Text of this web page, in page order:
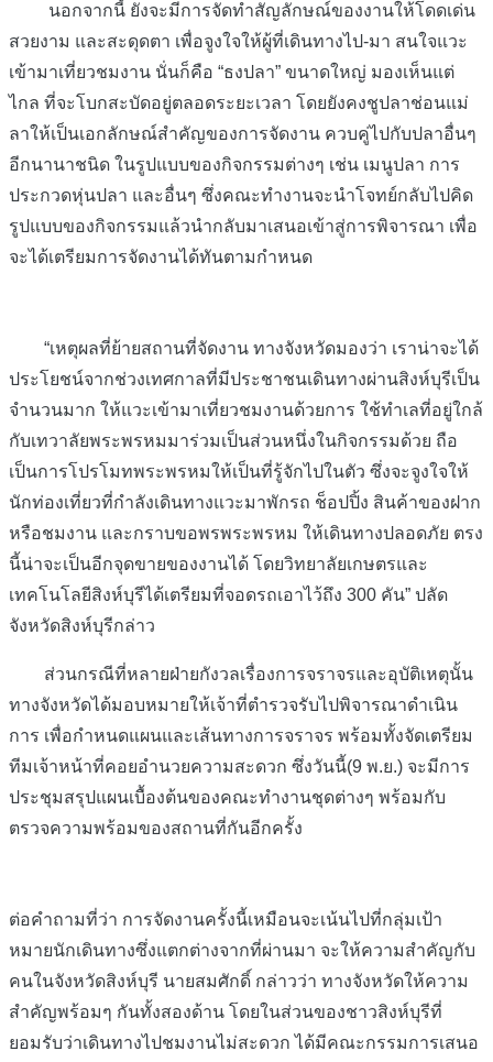
นอกจากนี้ ยังจะมีการจัดทำสัญลักษณ์ของงานให้โดดเด่น
สวยงาม และสะดุดตา เพื่อจูงใจให้ผู้ที่เดินทางไป-มา สนใจแวะ
เข้ามาเที่ยวชมงาน นั่นก็คือ “ธงปลา” ขนาดใหญ่ มองเห็นแต่
ไกล ที่จะโบกสะบัดอยู่ตลอดระยะเวลา โดยยังคงชูปลาช่อนแม่
ลาให้เป็นเอกลักษณ์สำคัญของการจัดงาน ควบคู่ไปกับปลาอื่นๆ
อีกนานาชนิด ในรูปแบบของกิจกรรมต่างๆ เช่น เมนูปลา การ
ประกวดหุ่นปลา และอื่นๆ ซึ่งคณะทำงานจะนำโจทย์กลับไปคิด
รูปแบบของกิจกรรมแล้วนำกลับมาเสนอเข้าสู่การพิจารณา เพื่อ
จะได้เตรียมการจัดงานได้ทันตามกำหนด
“เหตุผลที่ย้ายสถานที่จัดงาน ทางจังหวัดมองว่า เราน่าจะได้
ประโยชน์จากช่วงเทศกาลที่มีประชาชนเดินทางผ่านสิงห์บุรีเป็น
จำนวนมาก ให้แวะเข้ามาเที่ยวชมงานด้วยการ ใช้ทำเลที่อยู่ใกล้
กับเทวาลัยพระพรหมมาร่วมเป็นส่วนหนึ่งในกิจกรรมด้วย ถือ
เป็นการโปรโมทพระพรหมให้เป็นที่รู้จักไปในตัว ซึ่งจะจูงใจให้
นักท่องเที่ยวที่กำลังเดินทางแวะมาพักรถ ช็อปปิ้ง สินค้าของฝาก
หรือชมงาน และกราบขอพรพระพรหม ให้เดินทางปลอดภัย ตรง
นี้น่าจะเป็นอีกจุดขายของงานได้ โดยวิทยาลัยเกษตรและ
เทคโนโลยีสิงห์บุรีได้เตรียมที่จอดรถเอาไว้ถึง 300 คัน” ปลัด
จังหวัดสิงห์บุรีกล่าว
ส่วนกรณีที่หลายฝ่ายกังวลเรื่องการจราจรและอุบัติเหตุนั้น
ทางจังหวัดได้มอบหมายให้เจ้าที่ตำรวจรับไปพิจารณาดำเนิน
การ เพื่อกำหนดแผนและเส้นทางการจราจร พร้อมทั้งจัดเตรียม
ทีมเจ้าหน้าที่คอยอำนวยความสะดวก ซึ่งวันนี้(9 พ.ย.) จะมีการ
ประชุมสรุปแผนเบื้องต้นของคณะทำงานชุดต่างๆ พร้อมกับ
ตรวจความพร้อมของสถานที่กันอีกครั้ง
ต่อคำถามที่ว่า การจัดงานครั้งนี้เหมือนจะเน้นไปที่กลุ่มเป้า
หมายนักเดินทางซึ่งแตกต่างจากที่ผ่านมา จะให้ความสำคัญกับ
คนในจังหวัดสิงห์บุรี นายสมศักดิ์ กล่าวว่า ทางจังหวัดให้ความ
สำคัญพร้อมๆ กันทั้งสองด้าน โดยในส่วนของชาวสิงห์บุรีที่
ยอมรับว่าเดินทางไปชมงานไม่สะดวก ได้มีคณะกรรมการเสนอ